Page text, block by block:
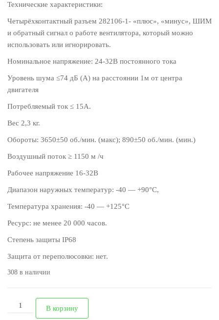
Технические характеристики:
Четырёхконтактный разъем 282106-1- «плюс», «минус», ШИМ
и обратный сигнал о работе вентилятора, который можно
использовать или игнорировать.
Номинальное напряжение: 24-32В постоянного тока
Уровень шума ≤74 дБ (А) на расстоянии 1м от центра
двигателя
Потребляемый ток ≤ 15А.
Вес 2,3 кг.
Обороты: 3650±50 об./мин. (макс); 890±50 об./мин. (мин.)
Воздушный поток ≥ 1150 м /ч
Рабочее напряжение 16-32В
Диапазон наружных температур: -40 — +90°С,
Температура хранения: -40 — +125°С
Ресурс: не менее 20 000 часов.
Степень защиты IP68
Защита от переполюсовки: нет.
308 в наличии
Количество
Бесщеточный
В корзину